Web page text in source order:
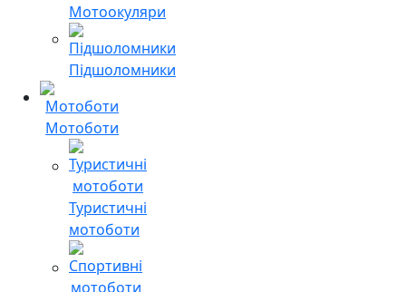
Мотоокуляри
Підшоломники
Мотоботи
Туристичні
мотоботи